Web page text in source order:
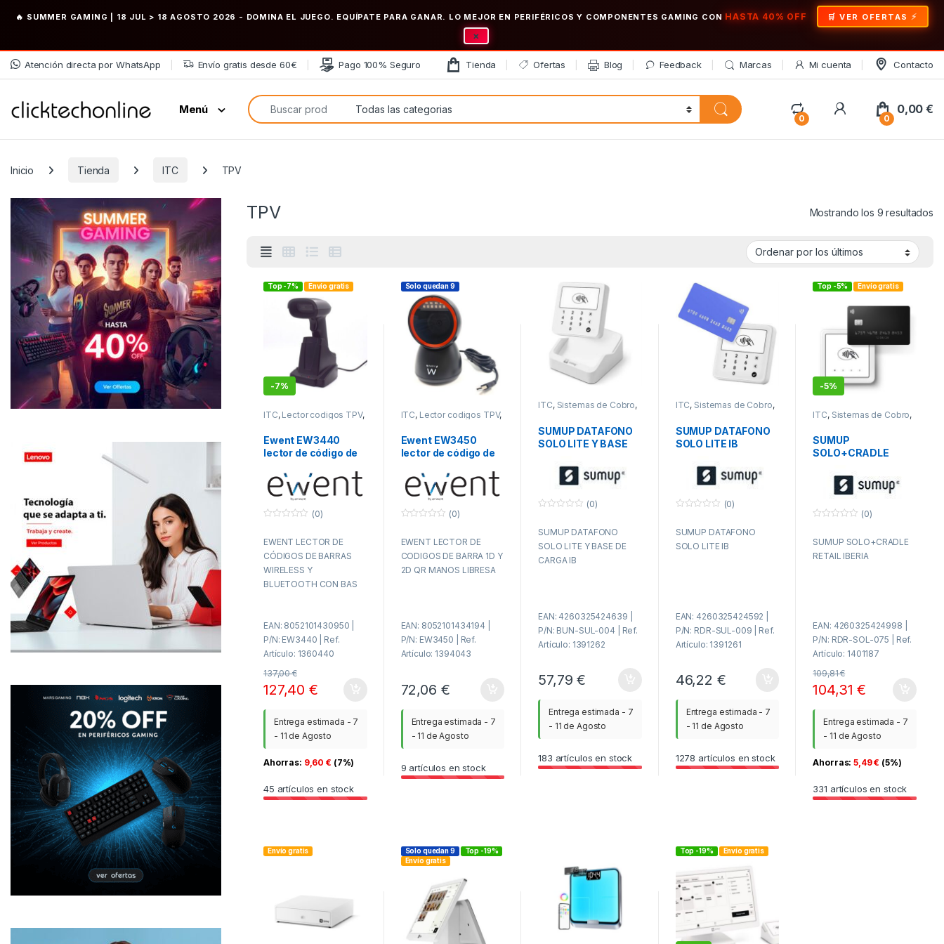
🔥 SUMMER GAMING | 18 JUL > 18 AGOSTO 2026 - DOMINA EL JUEGO. EQUÍPATE PARA GANAR. LO MEJOR EN PERIFÉRICOS Y COMPONENTES GAMING CON HASTA 40% OFF 🛒 VER OFERTAS
×
Saltar a la navegación
Saltar al contenido
Atención directa por WhatsApp Envío gratis desde 60€ Pago 100% Seguro Tienda Ofertas Blog Feedback Marcas Mi cuenta Contacto
Menú
Búsqueda de:
0
My Account
0
0,00€
Inicio Tienda ITC TPV
TPV Mostrando los 9 resultados
Top -7% Envío gratis
-7%
ITC, Lector codigos TPV,
Ewent EW3440
lector de código de
códigos de barras
portátil 1D/2D Negro
u
r
a
d
e
(0)
EWENT LECTOR DE
CÓDIGOS DE BARRAS
WIRELESS Y
BLUETOOTH CON BAS
EAN: 8052101430950 |
P/N: EW3440 | Ref.
Artículo: 1360440
137,00€
127,40€
Entrega estimada - 7
- 11 de Agosto
Ahorras: 9,60€ (7%)
45 artículos en stock
Solo quedan 9
ITC, Lector codigos TPV,
Ewent EW3450
lector de código de
códigos de barras
fijo 1D/2D CMOS
Negro
u
r
a
d
(0)
EWENT LECTOR DE
CODIGOS DE BARRA 1D Y
2D QR MANOS LIBRESA
EAN: 8052101434194 |
P/N: EW3450 | Ref.
Artículo: 1394043
72,06 €
Entrega estimada - 7
- 11 de Agosto
9 artículos en stock
ITC, Sistemas de Cobro,
SUMUP DATAFONO
SOLO LITE Y BASE
u
r
a
d
(0)
SUMUP DATAFONO
SOLO LITE Y BASE DE
CARGA IB
EAN: 4260325424639 |
P/N: BUN-SUL-004 | Ref.
Artículo: 1391262
57,79€
Entrega estimada - 7
- 11 de Agosto
183 artículos en stock
ITC, Sistemas de Cobro,
SUMUP DATAFONO
SOLO LITE IB
u
r
(0)
SUMUP DATAFONO
SOLO LITE IB
EAN: 4260325424592 |
P/N: RDR-SUL-009 | Ref.
Artículo: 1391261
46,22 €
Entrega estimada - 7
- 11 de Agosto
1278 artículos en stock
Top -5% Envío gratis
-5%
ITC, Sistemas de Cobro,
SUMUP
SOLO+CRADLE
u
r
(0)
SUMUP SOLO+CRADLE
RETAIL IBERIA
EAN: 4260325424998 |
P/N: RDR-SOL-075 | Ref.
Artículo: 1401187
109,81€
104,31€
Entrega estimada - 7
- 11 de Agosto
Ahorras:5,49€ (5%)
331 artículos en stock
Envío gratis Solo quedan 9
Top -19%
Envío gratis
Top -19% Envío gratis